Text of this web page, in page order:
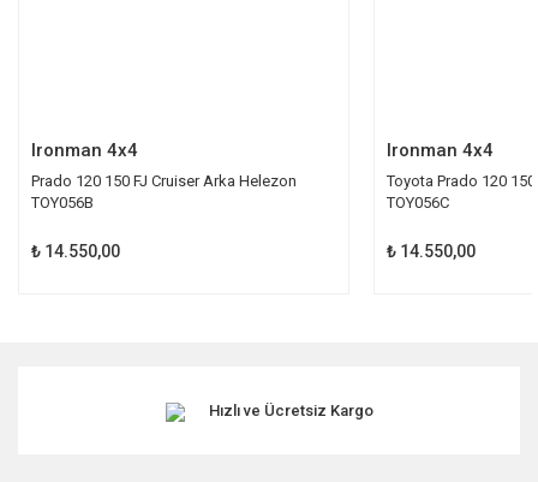
Ironman 4x4
Prado 120 150 FJ Cruiser Arka Helezon
TOY056B
₺ 14.550,00
Ironman 4x4
Toyota Prado 120
TOY056C
₺ 14.550,00
Hızlı ve Ücretsiz Kargo